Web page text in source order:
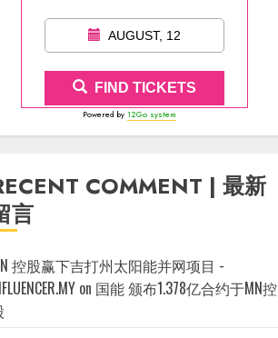
AUGUST, 12
FIND TICKETS
Powered by 12Go system
COMMENT | 最新
言
控股赢下吉打州太阳能并网项目 -
on 国能 颁布1.378亿合约于MN控